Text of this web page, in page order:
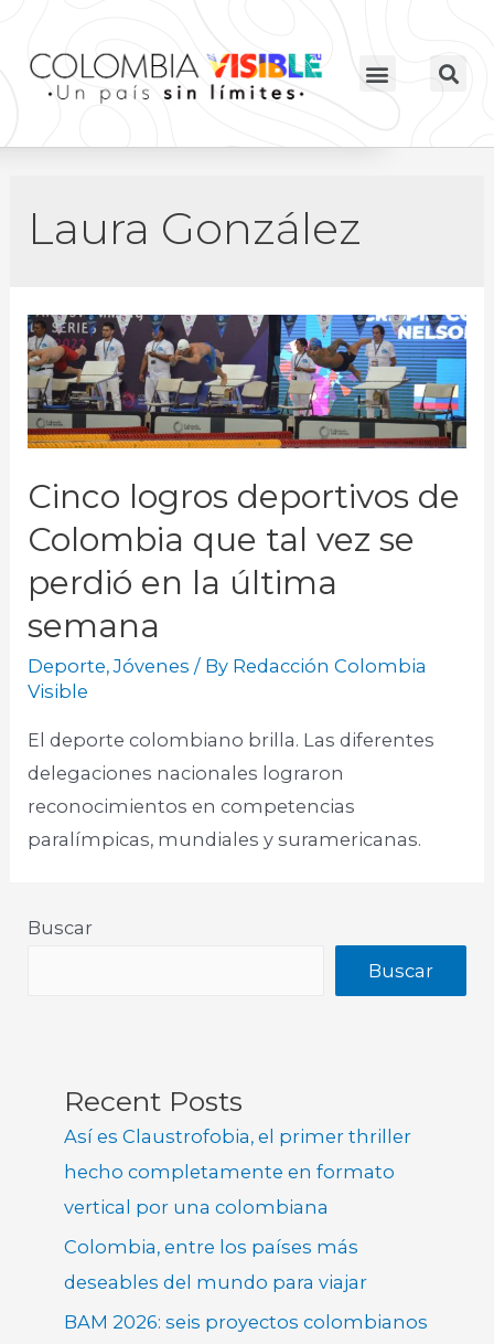
Laura González
Cinco logros deportivos de
Colombia que tal vez se
perdió en la última
semana
Deporte,Jóvenes / By Redacción Colombia
Visible
El deporte colombiano brilla. Las diferentes
delegaciones nacionales lograron
reconocimientos en competencias
paralímpicas, mundiales y suramericanas.​
Buscar
Buscar
Recent Posts
Así es Claustrofobia, el primer thriller
hecho completamente en formato
vertical por una colombiana
Colombia, entre los países más
deseables del mundo para viajar
BAM 2026: seis proyectos colombianos